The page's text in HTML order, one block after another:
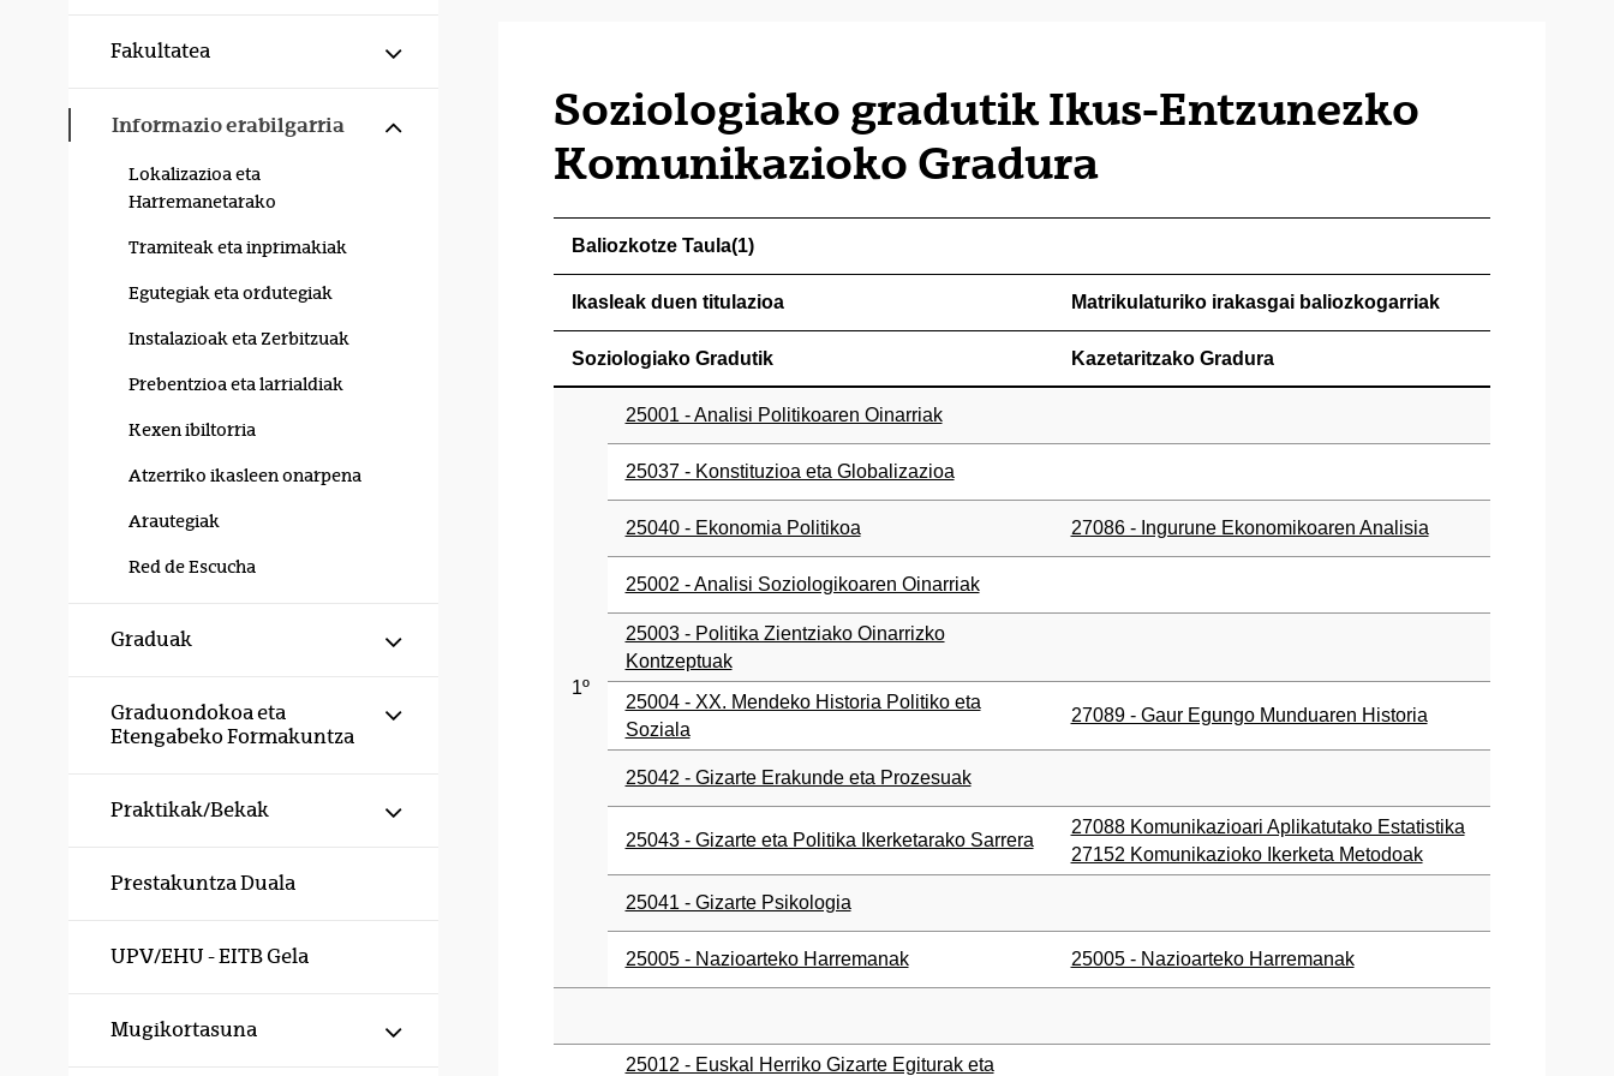
Fakultatea Erakutsi/izkutatu azpiorriak
Informazio erabilgarria Erakutsi/izkutatu azpiorriak
Lokalizazioa eta
Harremanetarako
Tramiteak eta inprimakiak
Egutegiak eta ordutegiak
Instalazioak eta Zerbitzuak
Prebentzioa eta larrialdiak
Kexen ibiltorria
Atzerriko ikasleen onarpena
Arautegiak
Red de Escucha
Graduak Erakutsi/izkutatu azpiorriak
Graduondokoa eta
Etengabeko Formakuntza
Erakutsi/izkutatu azpiorriak
Praktikak/Bekak Erakutsi/izkutatu azpiorriak
Prestakuntza Duala
UPV/EHU - EITB Gela
Mugikortasuna Erakutsi/izkutatu azpiorriak
Soziologiako gradutik Ikus-Entzunezko
Komunikazioko Gradura
Baliozkotze Taula(1)
Ikasleak duen titulazioa Matrikulaturiko irakasgai baliozkogarriak
Soziologiako Gradutik Kazetaritzako Gradura
1º
25001 - Analisi Politikoaren Oinarriak
25037 - Konstituzioa eta Globalizazioa
25040 - Ekonomia Politikoa 27086 - Ingurune Ekonomikoaren Analisia
25002 - Analisi Soziologikoaren Oinarriak
25003 - Politika Zientziako Oinarrizko
Kontzeptuak
25004 - XX. Mendeko Historia Politiko eta
Soziala
27089 - Gaur Egungo Munduaren Historia
25042 - Gizarte Erakunde eta Prozesuak
25043 - Gizarte eta Politika Ikerketarako Sarrera
27088 Komunikazioari Aplikatutako Estatistika
27152 Komunikazioko Ikerketa Metodoak
25041 - Gizarte Psikologia
25005 - Nazioarteko Harremanak 25005 - Nazioarteko Harremanak
25012 - Euskal Herriko Gizarte Egiturak eta